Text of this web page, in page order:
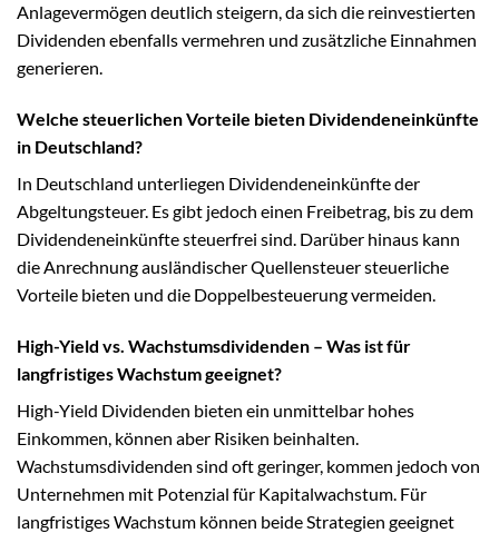
Anlagevermögen deutlich steigern, da sich die reinvestierten
Dividenden ebenfalls vermehren und zusätzliche Einnahmen
generieren.
Welche steuerlichen Vorteile bieten Dividendeneinkünfte
in Deutschland?
In Deutschland unterliegen Dividendeneinkünfte der
Abgeltungsteuer. Es gibt jedoch einen Freibetrag, bis zu dem
Dividendeneinkünfte steuerfrei sind. Darüber hinaus kann
die Anrechnung ausländischer Quellensteuer steuerliche
Vorteile bieten und die Doppelbesteuerung vermeiden.
High-Yield vs. Wachstumsdividenden – Was ist für
langfristiges Wachstum geeignet?
High-Yield Dividenden bieten ein unmittelbar hohes
Einkommen, können aber Risiken beinhalten.
Wachstumsdividenden sind oft geringer, kommen jedoch von
Unternehmen mit Potenzial für Kapitalwachstum. Für
langfristiges Wachstum können beide Strategien geeignet